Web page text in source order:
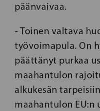
päänvaivaa.
‑ Toinen valtava
työvoimapula. On
päättänyt purkaa
maahantulon
alkukesän
maahantulon